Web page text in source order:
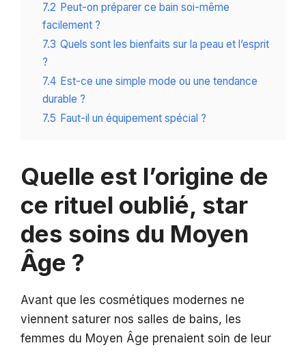
7.2 Peut-on préparer ce bain soi-même
facilement ?
7.3 Quels sont les bienfaits sur la peau et l’esprit
?
7.4 Est-ce une simple mode ou une tendance
durable ?
7.5 Faut-il un équipement spécial ?
Quelle est l’origine de
ce rituel oublié, star
des soins du Moyen
Âge ?
Avant que les cosmétiques modernes ne
viennent saturer nos salles de bains, les
femmes du Moyen Âge prenaient soin de leur